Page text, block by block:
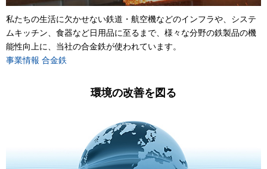
私たちの生活に欠かせない鉄道・航空機などのインフラや、システ
ムキッチン、食器など日用品に至るまで、様々な分野の鉄製品の機
能性向上に、当社の合金鉄が使われています。
事業情報 合金鉄
環境の改善を図る